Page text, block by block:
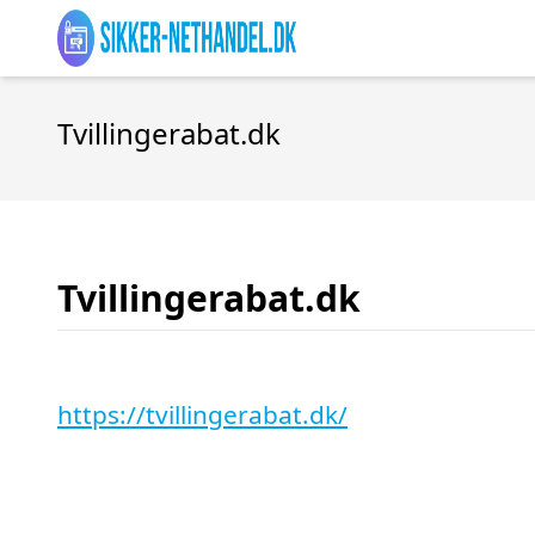
Tvillingerabat.dk
Tvillingerabat.dk
https://tvillingerabat.dk/